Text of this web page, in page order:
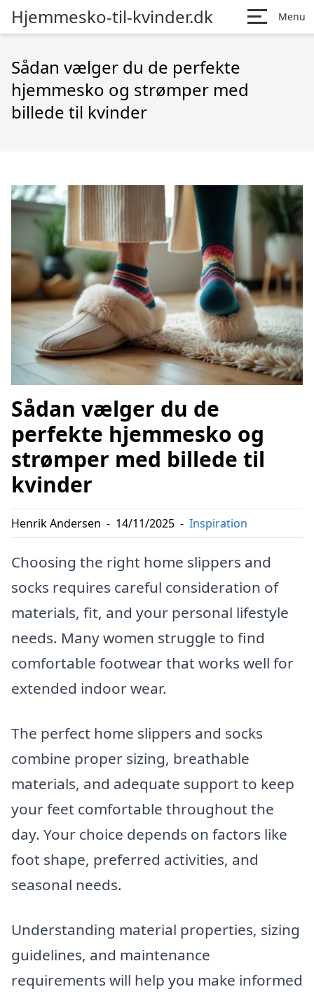
Hjemmesko-til-kvinder.dk Menu
Sådan vælger du de perfekte
hjemmesko og strømper med
billede til kvinder
Sådan vælger du de
perfekte hjemmesko og
strømper med billede til
kvinder
Henrik Andersen - 14/11/2025 - Inspiration
Choosing the right home slippers and
socks requires careful consideration of
materials, fit, and your personal lifestyle
needs. Many women struggle to find
comfortable footwear that works well for
extended indoor wear.
The perfect home slippers and socks
combine proper sizing, breathable
materials, and adequate support to keep
your feet comfortable throughout the
day. Your choice depends on factors like
foot shape, preferred activities, and
seasonal needs.
Understanding material properties, sizing
guidelines, and maintenance
requirements will help you make informed